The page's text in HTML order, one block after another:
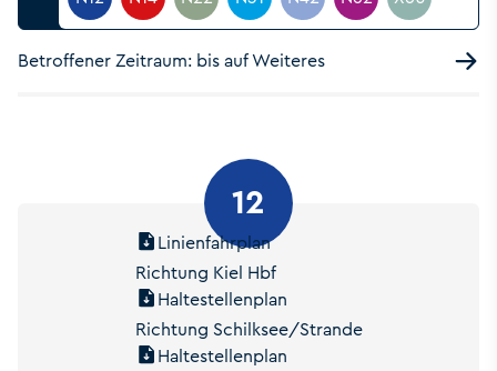
Betroffener Zeitraum: bis auf Weiteres
12
Linienfahrplan
Richtung Kiel Hbf
Haltestellenplan
Richtung Schilksee/Strande
Haltestellenplan